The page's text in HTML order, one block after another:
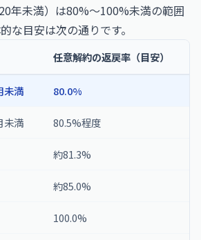
年未満）は80%〜100%未満の範囲
な目安は次の通りです。
任意解約の返戻率（目安）
未満 80.0%
未満 80.5%程度
約81.3%
約85.0%
100.0%